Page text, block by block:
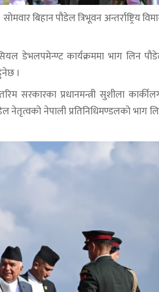
बिहान पौडेल त्रिभूवन अन्तर्राष्ट्रिय
डेभलपमेन्ण्ट कार्यक्रममा भाग लिन
।
सरकारका प्रधानमन्त्री सुशीला
नेपाली प्रतिनिधिमण्डलको भाग